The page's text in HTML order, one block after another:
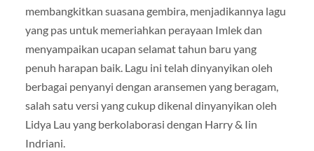
membangkitkan suasana gembira, menjadikannya lagu
yang pas untuk memeriahkan perayaan Imlek dan
menyampaikan ucapan selamat tahun baru yang
penuh harapan baik. Lagu ini telah dinyanyikan oleh
berbagai penyanyi dengan aransemen yang beragam,
salah satu versi yang cukup dikenal dinyanyikan oleh
Lidya Lau yang berkolaborasi dengan Harry & Iin
Indriani.